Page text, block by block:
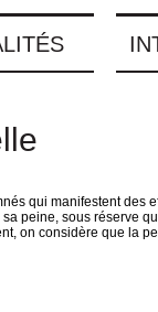
qui manifestent des
peine, sous réserve
on considère que la